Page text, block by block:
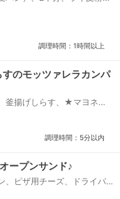
E65）、塩、セミドライイ
、サワー種、水、★ペアリ
ーラ、むきえび、マヨネ
ー、レモン果汁、ディル、
ときのこ、ローストビー
ークサーモン、クリーム
ピンクペッパー、ディル...
調理時間：1時間以上
のモッツァレラカンパ
釜揚げしらす、★マヨネー
ラバージンオリーブオイ
レラチーズ...調理時間：5分以内
ープンサンド♪
、ピザ用チーズ、ドライパ